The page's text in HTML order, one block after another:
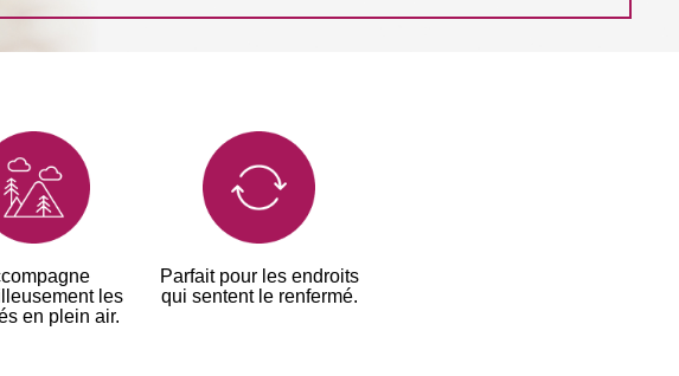
les
en plein air.
Parfait pour les endroits
qui sentent le renfermé.